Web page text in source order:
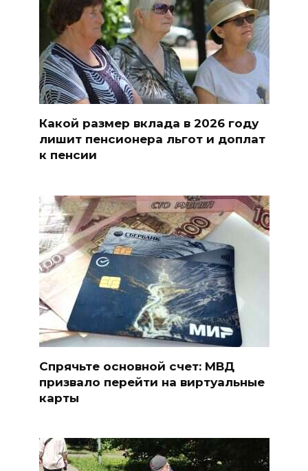
Какой размер вклада в 2026 году
лишит пенсионера льгот и доплат
к пенсии
Спрячьте основной счет: МВД
призвало перейти на виртуальные
карты